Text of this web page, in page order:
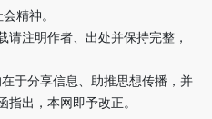
精神。
注明作者、出处并保持完整，
于分享信息、助推思想传播，并
出，本网即予改正。